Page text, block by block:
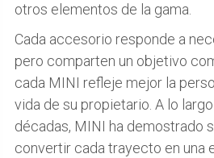
otros elementos de la gama.
Cada accesorio responde a
pero comparten un objetivo
cada MINI refleje mejor la
vida de su propietario. A lo
décadas, MINI ha demostrado
convertir cada trayecto en una